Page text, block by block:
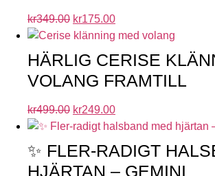
kr349.00 kr175.00
HÄRLIG CERISE
VOLANG FRAMTILL
kr499.00 kr249.00
✨ FLER-RADIGT
HJÄRTAN – GEMINI